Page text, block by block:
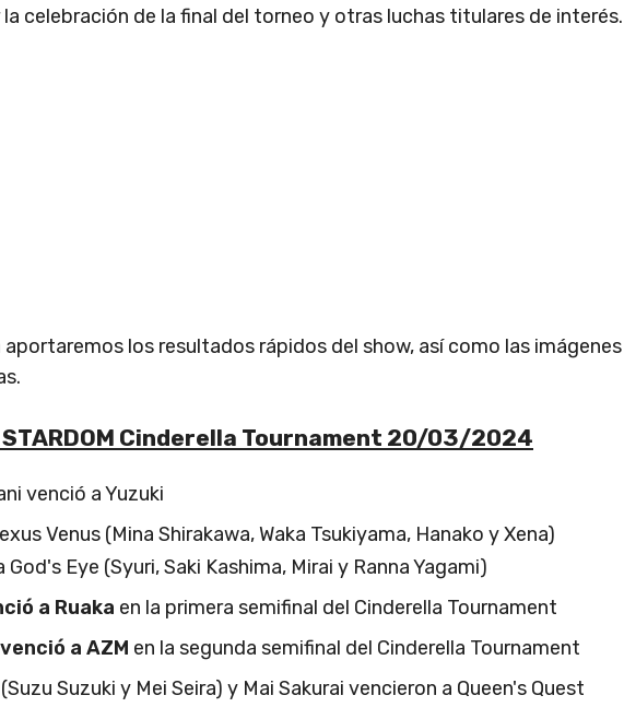
celebración de la final del torneo y otras luchas titulares de interés.
los resultados rápidos del show, así como las imágenes
Cinderella Tournament 20/03/2024
venció a Yuzuki
Venus (Mina Shirakawa, Waka Tsukiyama, Hanako y Xena)
God's Eye (Syuri, Saki Kashima, Mirai y Ranna Yagami)
a Ruaka en la primera semifinal del Cinderella Tournament
a AZM en la segunda semifinal del Cinderella Tournament
Suzuki y Mei Seira) y Mai Sakurai vencieron a Queen's Quest